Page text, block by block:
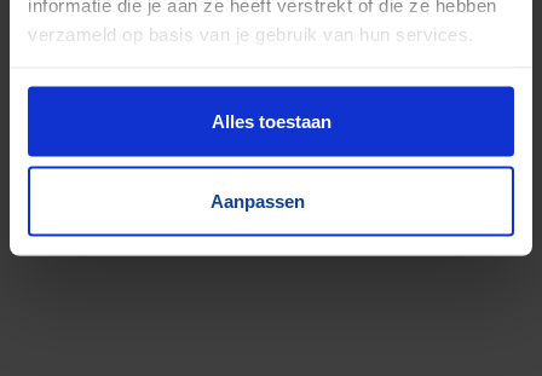
informatie die je aan ze heeft verstrekt of die ze hebben
verzameld op basis van je gebruik van hun services.
Alles toestaan
Aanpassen